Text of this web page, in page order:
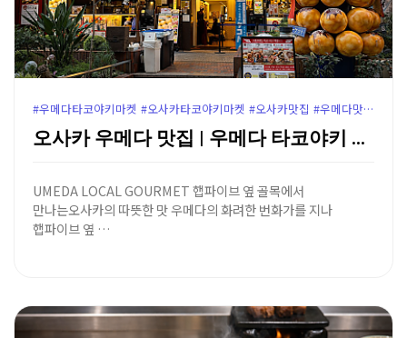
#우메다타코야키마켓 #오사카타코야키마켓 #오사카맛집 #우메다맛집 #오사카타코야키맛집 #햅파이브맛집 #한큐백화점맛집 #오사카주유패스 #오사카주유패스혜택 #오사카여행코스 #OsakaTakoyakiMarket
오사카 우메다 맛집 | 우메다 타코야키 마켓 (주유패스…
UMEDA LOCAL GOURMET 햅파이브 옆 골목에서
만나는오사카의 따뜻한 맛 우메다의 화려한 번화가를 지나
햅파이브 옆 …